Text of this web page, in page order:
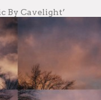
By Cavelight’